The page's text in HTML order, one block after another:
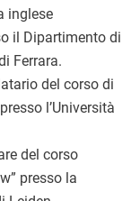
inglese
il Dipartimento di
Ferrara.
del corso di
l’Università
del corso
presso la